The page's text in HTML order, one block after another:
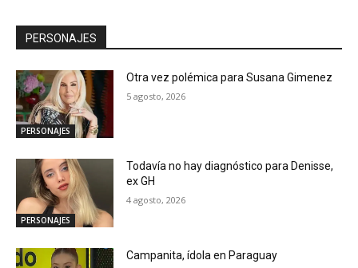
PERSONAJES
PERSONAJES
Otra vez polémica para Susana Gimenez
5 agosto, 2026
PERSONAJES
Todavía no hay diagnóstico para Denisse,
ex GH
4 agosto, 2026
Campanita, ídola en Paraguay